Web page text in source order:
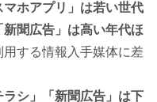
マホアプリ」は若い世代
聞広告」は高い年代ほ
する情報入手媒体に差
シ」「新聞広告」は下